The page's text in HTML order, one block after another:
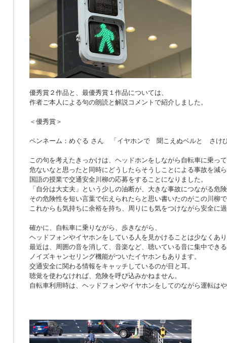
優秀賞２作品と、最優秀賞１作品については、
作者ご本人による句の朗読と解説コメントで紹介しました。
＜優秀賞＞
ペンネーム：めぐる さん 「イヤホンで 聞こえぬベルと さけ
この句を考えたきっかけは、ヘッドホンをしながら自転車に乗っ
危ないなと思ったと同時にどうしたらそうしことによる事故を減
国語の授業で交通安全川柳の応募をすることになりました。
「自分は大丈夫」という少しの油断が、大きな事故につながる危
その危険性を短い言葉で伝えられたらと思い書いたのがこの川柳
これからも気持ちに余裕を持ち、周りにも気をつけながら安全に
確かに、自転車に乗りながら、歩きながら、
ヘッドフォンやイヤホンをしている人を見かけることは少なくあ
最近は、周囲の音を消して、音楽など、聴いている音に集中できる
ノイズキャンセリング機能がついたイヤホンもあります。
交通安全に関わる情報をキャッチしているのが目と耳。
聴覚を使わなければ、危険を呼び込みかねません。
自転車利用時は、ヘッドフォンやイヤホンをしてのながら運転は